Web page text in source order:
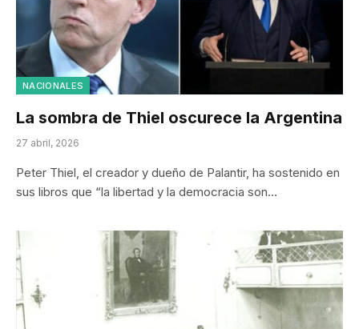
NACIONALES
La sombra de Thiel oscurece la Argentina
27 abril, 2026
Peter Thiel, el creador y dueño de Palantir, ha sostenido en
sus libros que “la libertad y la democracia son…